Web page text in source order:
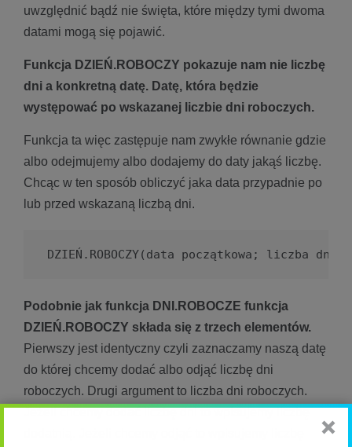
uwzględnić bądź nie święta, które między tymi dwoma
datami mogą się pojawić.
Funkcja DZIEŃ.ROBOCZY pokazuje nam nie liczbę
dni a konkretną datę. Datę, która będzie
występować po wskazanej liczbie dni roboczych.
Funkcja ta więc zastępuje nam zwykłe równanie gdzie
albo odejmujemy albo dodajemy do daty jakąś liczbę.
Chcąc w ten sposób obliczyć jaka data przypadnie po
lub przed wskazaną liczbą dni.
DZIEŃ.ROBOCZY(data początkowa; liczba
Podobnie jak funkcja DNI.ROBOCZE funkcja
DZIEŃ.ROBOCZY składa się z trzech elementów.
Pierwszy jest identyczny czyli zaznaczamy naszą datę
do której chcemy dodać albo odjąć liczbę dni
roboczych. Drugi argument to liczba dni roboczych.
Jeżeli chcemy dodać liczbę dni to wpisujemy liczbę